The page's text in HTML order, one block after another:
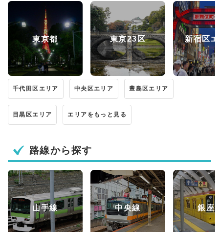
東京都 東京23区 新宿区
千代田区エリア 中央区エリア 豊島区エリア
目黒区エリア エリアをもっと見る
路線から探す
山手線 中央線 銀座